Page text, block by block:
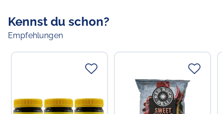
Kennst du schon?
Empfehlungen